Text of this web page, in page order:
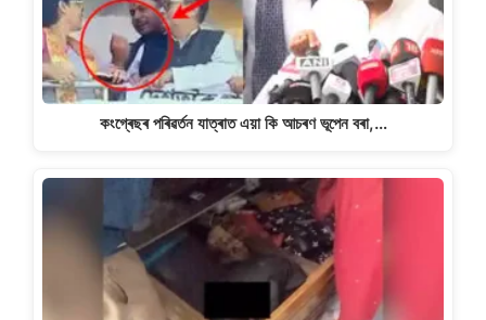
কংগ্ৰেছৰ পৰিৱৰ্তন যাত্ৰাত এয়া কি আচৰণ ভূপেন বৰা,…